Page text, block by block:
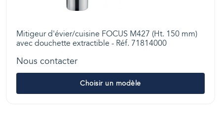
Mitigeur d'évier/cuisine FOCUS M427 (Ht. 150 mm)
avec douchette extractible - Réf. 71814000
Nous contacter
Choisir un modèle